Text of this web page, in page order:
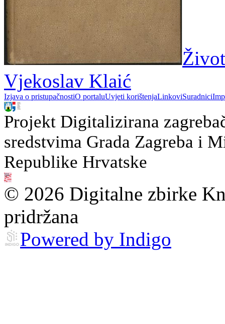
Vjekoslav Klaić
Izjava o pristupačnostiO portaluUvjeti korištenjaLinkoviSuradnici
Projekt Digitalizirana
sredstvima Grada Zagreba i
Republike Hrvatske
© 2026 Digitalne zbirke
pridržana
Powered by Indigo